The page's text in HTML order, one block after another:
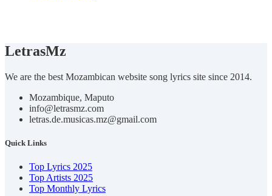
LetrasMz
We are the best Mozambican website song lyrics site since 2014.
Mozambique, Maputo
info@letrasmz.com
letras.de.musicas.mz@gmail.com
Quick Links
Top Lyrics 2025
Top Artists 2025
Top Monthly Lyrics